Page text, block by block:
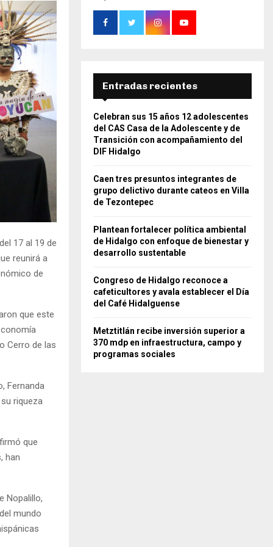
17 al 19 de
reunirá a
de
que este
Cerro de las
Fernanda
riqueza
que
han
Nopalillo,
mundo
Entradas recientes
Celebran sus 15 años 12 adolescentes
del CAS Casa de la Adolescente y de
Transición con acompañamiento del
DIF Hidalgo
Caen tres presuntos integrantes de
grupo delictivo durante cateos en Villa
de Tezontepec
Plantean fortalecer política ambiental
de Hidalgo con enfoque de bienestar y
desarrollo sustentable
Congreso de Hidalgo reconoce a
cafeticultores y avala establecer el Día
del Café Hidalguense
Metztitlán recibe inversión superior a
370 mdp en infraestructura, campo y
programas sociales